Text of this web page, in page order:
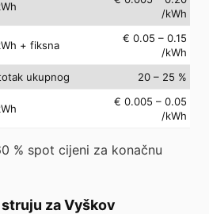
/kWh
+ fiksna
€ 0.05 – 0.15
/kWh
ukupnog 20 – 25 %
€ 0.005 – 0.05
/kWh
% spot cijeni za konačnu
za Vyškov